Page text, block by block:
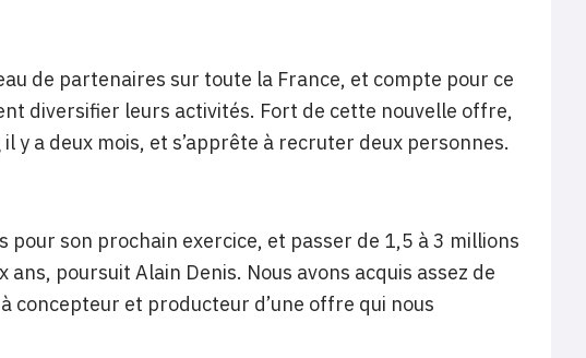
de partenaires sur toute la France, et compte pour ce
diversifier leurs activités. Fort de cette nouvelle offre,
a deux mois, et s’apprête à recruter deux personnes.
son prochain exercice, et passer de 1,5 à 3 millions
poursuit Alain Denis. Nous avons acquis assez de
concepteur et producteur d’une offre qui nous